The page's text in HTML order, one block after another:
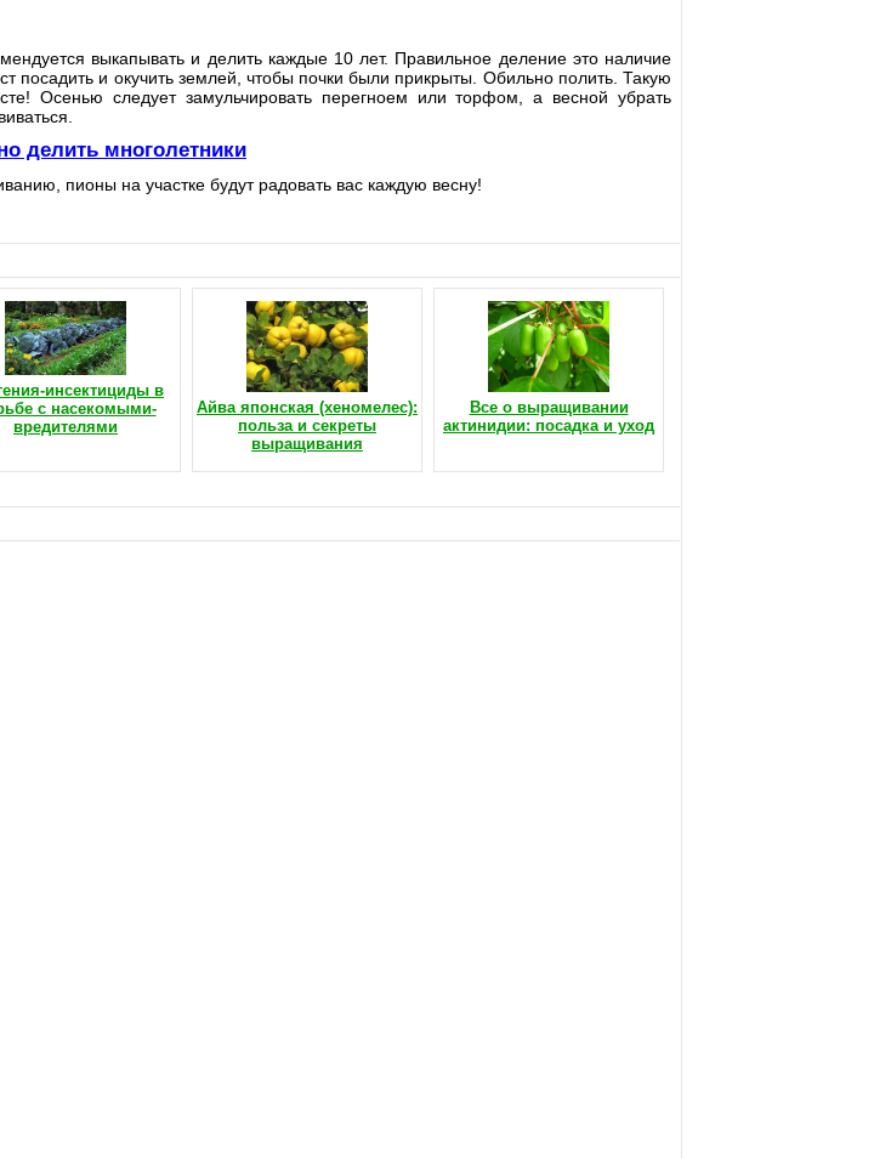
выкапывать и делить каждые 10 лет. Правильное деление это наличие
посадить и окучить землей, чтобы почки были прикрыты. Обильно полить. Такую
Осенью следует замульчировать перегноем или торфом, а весной убрать
делить многолетники
пионы на участке будут радовать вас каждую весну!
инсектициды в
с насекомыми-
вредителями
Айва японская (хеномелес):
польза и секреты
выращивания
Все о выращивании
актинидии: посадка и уход